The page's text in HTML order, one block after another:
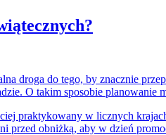
droga do tego, by znacznie
O takim sposobie planowanie
praktykowany w licznych
przed obniżką, aby w dzień